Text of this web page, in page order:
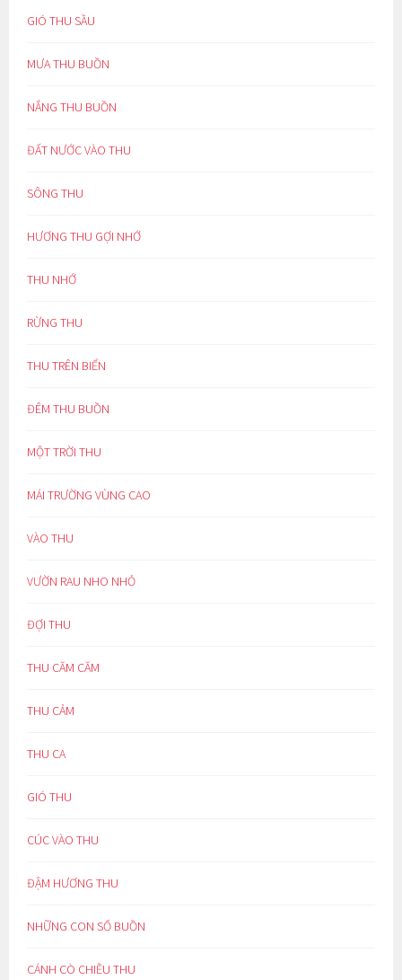
GIÓ THU SẦU
MƯA THU BUỒN
NẮNG THU BUỒN
ĐẤT NƯỚC VÀO THU
SÔNG THU
HƯƠNG THU GỢI NHỚ
THU NHỚ
RỪNG THU
THU TRÊN BIỂN
ĐÊM THU BUỒN
MỘT TRỜI THU
MÁI TRƯỜNG VÙNG CAO
VÀO THU
VƯỜN RAU NHO NHỎ
ĐỢI THU
THU CĂM CĂM
THU CẢM
THU CA
GIÓ THU
CÚC VÀO THU
ĐẬM HƯƠNG THU
NHỮNG CON SỐ BUỒN
CÁNH CÒ CHIỀU THU